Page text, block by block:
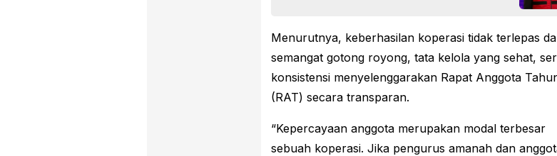
Menurutnya, keberhasilan koperasi tidak terlepas
semangat gotong royong, tata kelola yang sehat,
konsistensi menyelenggarakan Rapat Anggota
(RAT) secara transparan.
“Kepercayaan anggota merupakan modal terbesar
sebuah koperasi. Jika pengurus amanah dan